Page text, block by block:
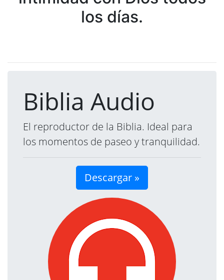
los días.
Biblia Audio
El reproductor de la Biblia. Ideal para
los momentos de paseo y tranquilidad.
Descargar »